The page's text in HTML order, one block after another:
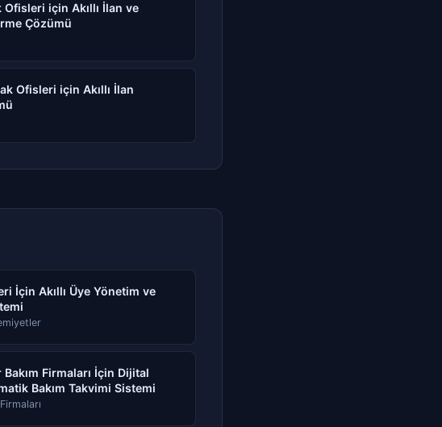
için Akıllı İlan ve
Çözümü
Ofisleri için Akıllı İlan
İçin Akıllı Üye Yönetim ve
Firmaları İçin Dijital
Bakım Takvimi Sistemi